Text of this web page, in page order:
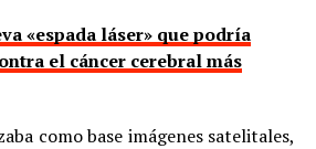
«espada láser» que podría
el cáncer cerebral más
como base imágenes satelitales,